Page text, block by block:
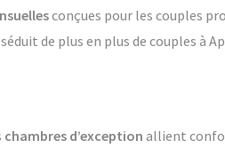
conçues pour les couples
de plus en plus de couples à
chambres d’exception allient